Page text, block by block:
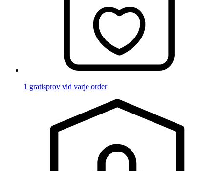
1 gratisprov vid varje order